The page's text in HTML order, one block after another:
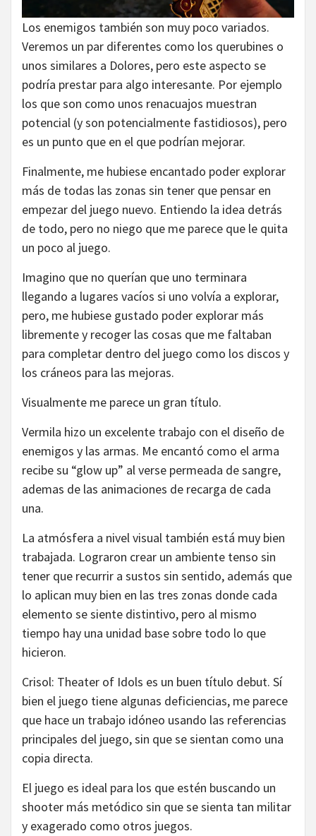
Los enemigos también son muy poco variados.
Veremos un par diferentes como los querubines o
unos similares a Dolores, pero este aspecto se
podría prestar para algo interesante. Por ejemplo
los que son como unos renacuajos muestran
potencial (y son potencialmente fastidiosos), pero
es un punto que en el que podrían mejorar.
Finalmente, me hubiese encantado poder explorar
más de todas las zonas sin tener que pensar en
empezar del juego nuevo. Entiendo la idea detrás
de todo, pero no niego que me parece que le quita
un poco al juego.
Imagino que no querían que uno terminara
llegando a lugares vacíos si uno volvía a explorar,
pero, me hubiese gustado poder explorar más
libremente y recoger las cosas que me faltaban
para completar dentro del juego como los discos y
los cráneos para las mejoras.
Visualmente me parece un gran título.
Vermila hizo un excelente trabajo con el diseño de
enemigos y las armas. Me encantó como el arma
recibe su “glow up” al verse permeada de sangre,
ademas de las animaciones de recarga de cada
una.
La atmósfera a nivel visual también está muy bien
trabajada. Lograron crear un ambiente tenso sin
tener que recurrir a sustos sin sentido, además que
lo aplican muy bien en las tres zonas donde cada
elemento se siente distintivo, pero al mismo
tiempo hay una unidad base sobre todo lo que
hicieron.
Crisol: Theater of Idols es un buen título debut. Sí
bien el juego tiene algunas deficiencias, me parece
que hace un trabajo idóneo usando las referencias
principales del juego, sin que se sientan como una
copia directa.
El juego es ideal para los que estén buscando un
shooter más metódico sin que se sienta tan militar
y exagerado como otros juegos.